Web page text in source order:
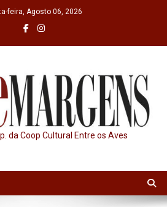
feira, Agosto 06, 2026
da Coop Cultural Entre os Aves